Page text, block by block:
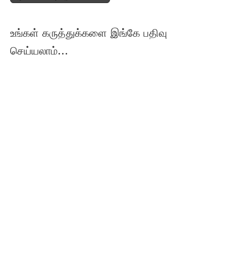
உங்கள் கருத்துக்களை இங்கே பதிவு
செய்யலாம்...